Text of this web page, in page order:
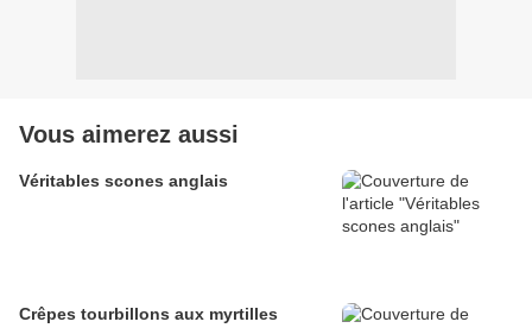
Vous aimerez aussi
Véritables scones anglais
Crêpes tourbillons aux myrtilles